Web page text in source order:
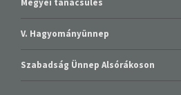
Megyei tanácsülés
V. Hagyományünnep
Szabadság Ünnep Alsórákoson